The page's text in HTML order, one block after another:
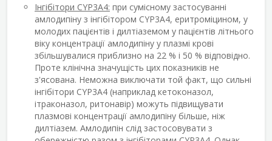
Інгібітори CYP3A4: при сумісному застосуванні
амлодипіну з інгібітором CYP3A4, еритроміцином, у
молодих пацієнтів і дилтіаземом у пацієнтів літнього
віку концентрації амлодипіну у плазмі крові
збільшувалися приблизно на 22 % і 50 % відповідно.
Проте клінічна значущість цих показників не
з'ясована. Неможна виключати той факт, що сильні
інгібітори CYP3A4 (наприклад кетоконазол,
ітраконазол, ритонавір) можуть підвищувати
плазмові концентрації амлодипіну більше, ніж
дилтіазем. Амлодипін слід застосовувати з